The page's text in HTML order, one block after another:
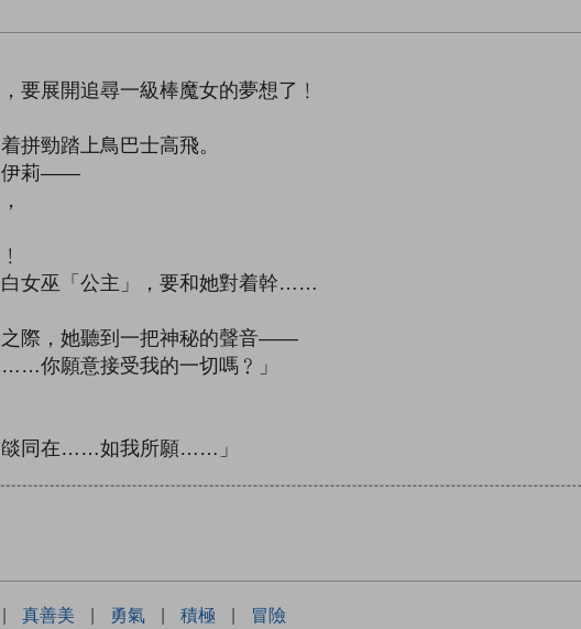
要展開追尋一級棒魔女的夢想了﹗
拼勁踏上鳥巴士高飛。
伊莉——
女巫「公主」，要和她對着幹……
之際，她聽到一把神秘的聲音——
……你願意接受我的一切嗎﹖」
燄同在……如我所願……」
| 真善美 | 勇氣 | 積極 | 冒險